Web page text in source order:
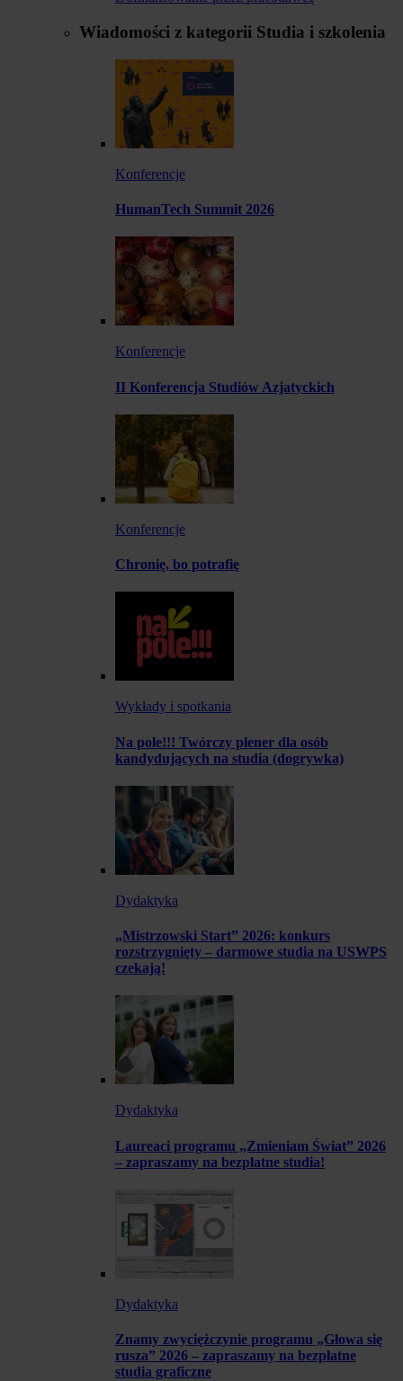
Wiadomości z kategorii Studia i szkolenia
Konferencje
HumanTech Summit 2026
Konferencje
II Konferencja Studiów Azjatyckich
Konferencje
Chronię, bo potrafię
Wykłady i spotkania
Na pole!!! Twórczy plener dla osób
kandydujących na studia (dogrywka)
Dydaktyka
„Mistrzowski Start” 2026: konkurs
rozstrzygnięty – darmowe studia na USWPS
czekają!
Dydaktyka
Laureaci programu „Zmieniam Świat” 2026
– zapraszamy na bezpłatne studia!
Dydaktyka
Znamy zwyciężczynie programu „Głowa się
rusza” 2026 – zapraszamy na bezpłatne
studia graficzne